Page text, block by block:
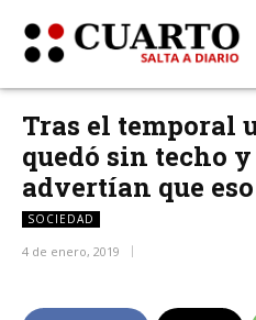
Tras el temporal
quedó sin techo
advertían que
SOCIEDAD
4 de enero, 2019